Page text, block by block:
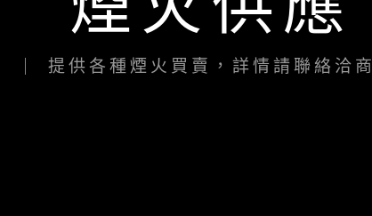
提供各種煙火買賣，詳情請聯絡洽商